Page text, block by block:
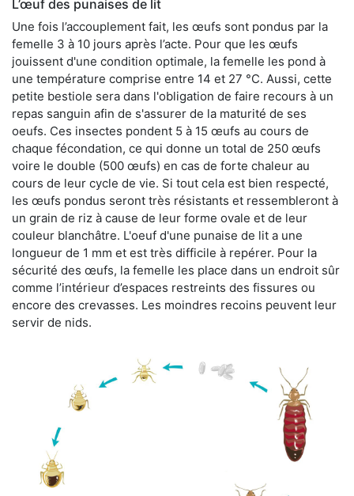
L’œuf des punaises de lit
Une fois l’accouplement fait, les œufs sont pondus par la
femelle 3 à 10 jours après l’acte. Pour que les œufs
jouissent d'une condition optimale, la femelle les pond à
une température comprise entre 14 et 27 °C. Aussi, cette
petite bestiole sera dans l'obligation de faire recours à un
repas sanguin afin de s'assurer de la maturité de ses
oeufs. Ces insectes pondent 5 à 15 œufs au cours de
chaque fécondation, ce qui donne un total de 250 œufs
voire le double (500 œufs) en cas de forte chaleur au
cours de leur cycle de vie. Si tout cela est bien respecté,
les œufs pondus seront très résistants et ressembleront à
un grain de riz à cause de leur forme ovale et de leur
couleur blanchâtre. L'oeuf d'une punaise de lit a une
longueur de 1 mm et est très difficile à repérer. Pour la
sécurité des œufs, la femelle les place dans un endroit sûr
comme l’intérieur d’espaces restreints des fissures ou
encore des crevasses. Les moindres recoins peuvent leur
servir de nids.